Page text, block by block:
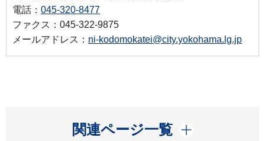
電話： 045-320-8477
ファクス：045-322-9875
メールアドレス： ni-kodomokatei@city.yokohama.lg.jp
関連ページ一覧
開く